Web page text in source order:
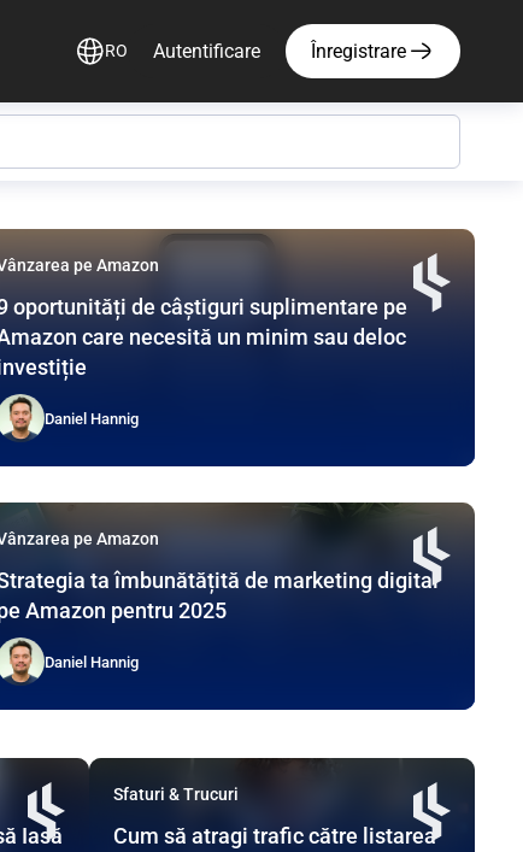
RO Autentificare Înregistrare
pe Amazon
oportunități de câștiguri suplimentare pe
care necesită un minim sau deloc
Daniel Hannig
pe Amazon
ta îmbunătățită de marketing digital
Amazon pentru 2025
Daniel Hannig
Iasă
Sfaturi & Trucuri
Cum să atragi trafic către listarea